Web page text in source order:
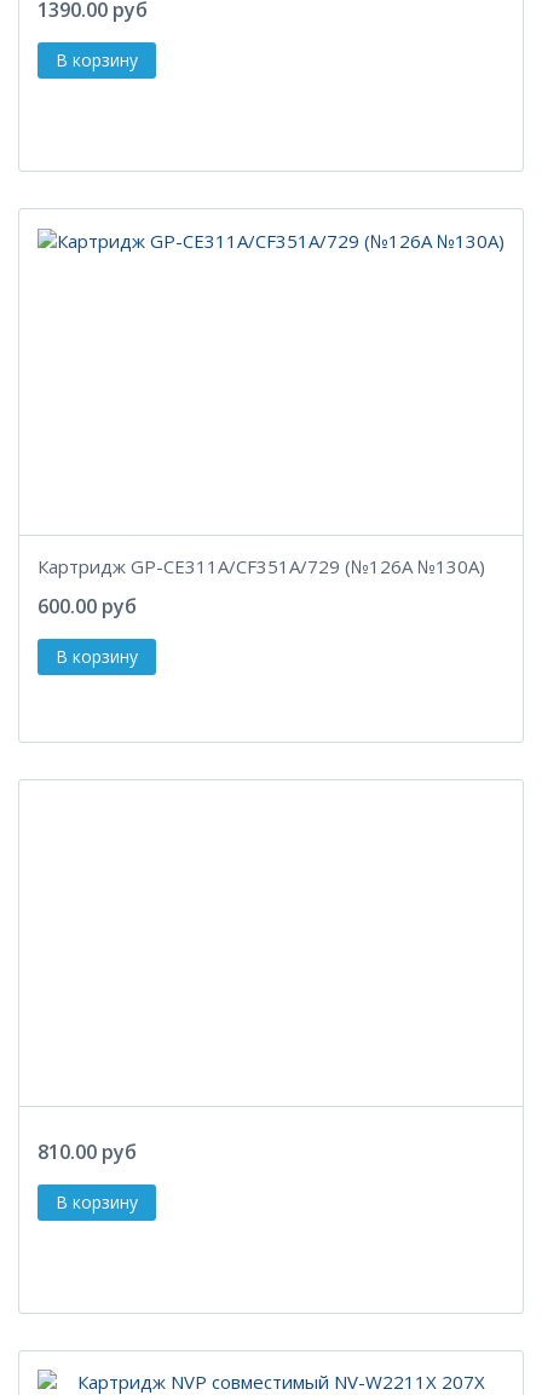
1390.00 руб
Картридж GP-CE311A/CF351A/729 (№126A №130A)
600.00 руб
810.00 руб